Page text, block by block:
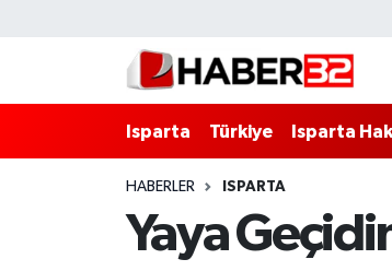
Isparta Türkiye Isparta
HABERLER ISPARTA
Yaya
Isparta Hakkında
Esnaf Diyor ki;
Isparta Nöbetçi Eczaneler
Isparta Hava Durumu
Isparta Trafik Yoğunluk Haritası
Süper Lig Puan Durumu ve Fikstür